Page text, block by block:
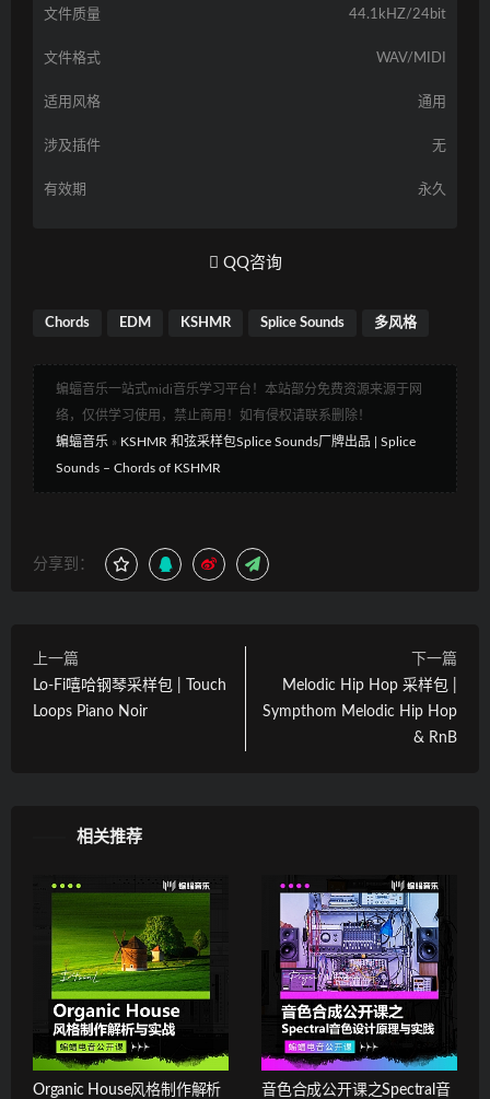
文件质量 44.1kHZ/24bit
文件格式 WAV/MIDI
适用风格 通用
涉及插件 无
有效期 永久
QQ咨询
Chords EDM KSHMR Splice Sounds 多风格
蝙蝠音乐一站式midi音乐学习平台！本站部分免费资源来源于网
络，仅供学习使用，禁止商用！如有侵权请联系删除！
蝙蝠音乐 » KSHMR 和弦采样包Splice Sounds厂牌出品 | Splice
Sounds – Chords of KSHMR
分享到：
上一篇
Lo-Fi嘻哈钢琴采样包 | Touch
Loops Piano Noir
下一篇
Melodic Hip Hop 采样包 |
Sympthom Melodic Hip Hop
& RnB
相关推荐
Organic House风格制作解析 音色合成公开课之Spectral音